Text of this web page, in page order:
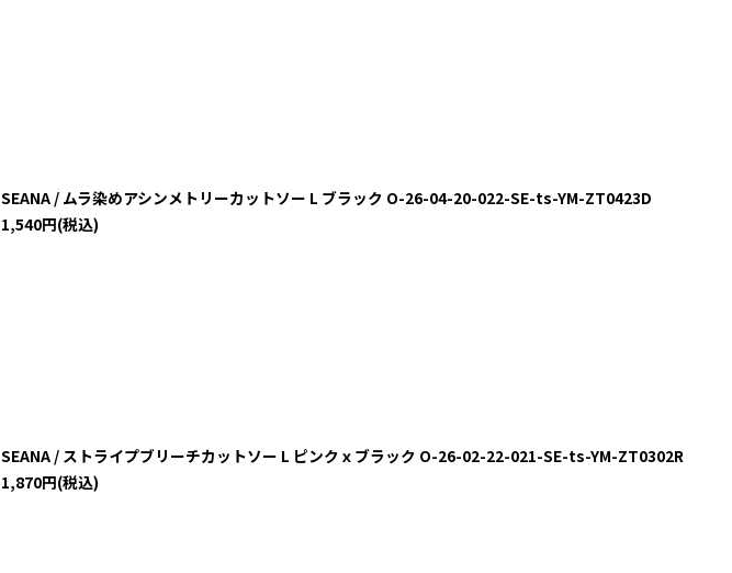
SEANA / ムラ染めアシンメトリーカットソー L ブラック O-26-04-20-022-SE-ts-YM-ZT0423D
1,540円(税込)
SEANA / ストライプブリーチカットソー L ピンクｘブラック O-26-02-22-021-SE-ts-YM-ZT0302R
1,870円(税込)